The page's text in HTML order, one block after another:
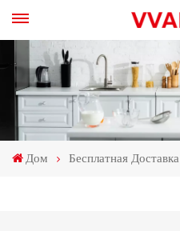
Дом Бесплатная Доставка